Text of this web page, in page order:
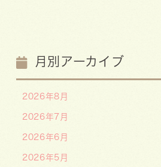
月別アーカイブ
2026年8月
2026年7月
2026年6月
2026年5月